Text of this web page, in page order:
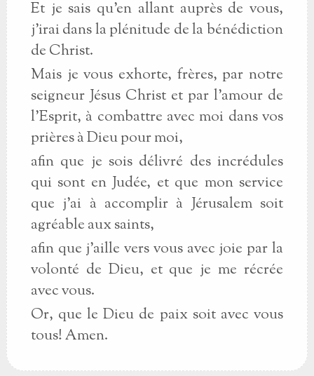
Et je sais qu’en allant auprès de vous,
j’irai dans la plénitude de la bénédiction
de Christ.
Mais je vous exhorte, frères, par notre
seigneur Jésus Christ et par l’amour de
l’Esprit, à combattre avec moi dans vos
prières à Dieu pour moi,
afin que je sois délivré des incrédules
qui sont en Judée, et que mon service
que j’ai à accomplir à Jérusalem soit
agréable aux saints,
afin que j’aille vers vous avec joie par la
volonté de Dieu, et que je me récrée
avec vous.
Or, que le Dieu de paix soit avec vous
tous! Amen.